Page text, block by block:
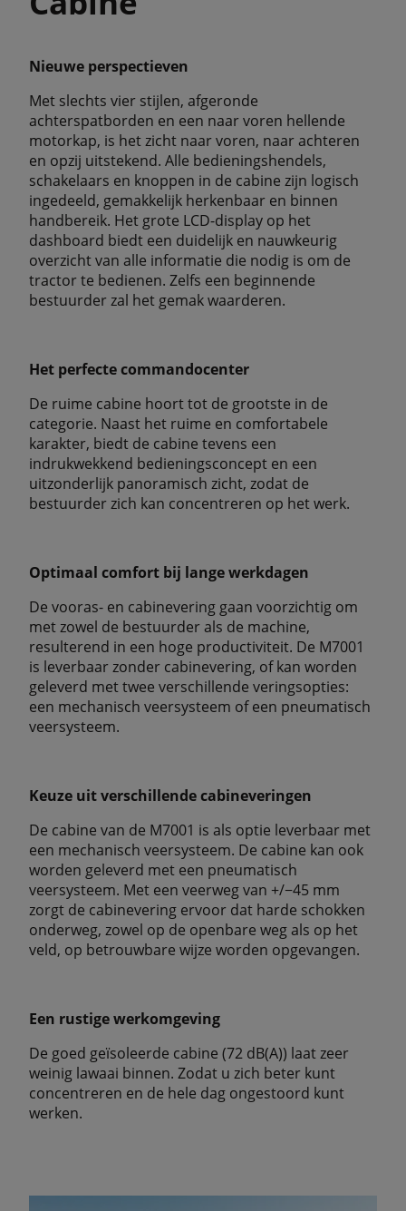
Nieuwe perspectieven
Met slechts vier stijlen, afgeronde
achterspatborden en een naar voren hellende
motorkap, is het zicht naar voren, naar achteren
en opzij uitstekend. Alle bedieningshendels,
schakelaars en knoppen in de cabine zijn logisch
ingedeeld, gemakkelijk herkenbaar en binnen
handbereik. Het grote LCD-display op het
dashboard biedt een duidelijk en nauwkeurig
overzicht van alle informatie die nodig is om de
tractor te bedienen. Zelfs een beginnende
bestuurder zal het gemak waarderen.
Het perfecte commandocenter
De ruime cabine hoort tot de grootste in de
categorie. Naast het ruime en comfortabele
karakter, biedt de cabine tevens een
indrukwekkend bedieningsconcept en een
uitzonderlijk panoramisch zicht, zodat de
bestuurder zich kan concentreren op het werk.
Optimaal comfort bij lange werkdagen
De vooras- en cabinevering gaan voorzichtig om
met zowel de bestuurder als de machine,
resulterend in een hoge productiviteit. De M7001
is leverbaar zonder cabinevering, of kan worden
geleverd met twee verschillende veringsopties:
een mechanisch veersysteem of een pneumatisch
veersysteem.
Keuze uit verschillende cabineveringen
De cabine van de M7001 is als optie leverbaar met
een mechanisch veersysteem. De cabine kan ook
worden geleverd met een pneumatisch
veersysteem. Met een veerweg van +/−45 mm
zorgt de cabinevering ervoor dat harde schokken
onderweg, zowel op de openbare weg als op het
veld, op betrouwbare wijze worden opgevangen.
Een rustige werkomgeving
De goed geïsoleerde cabine (72 dB(A)) laat zeer
weinig lawaai binnen. Zodat u zich beter kunt
concentreren en de hele dag ongestoord kunt
werken.